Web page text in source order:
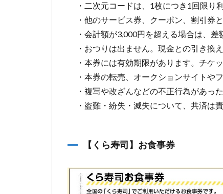
・二次元コードは、1枚につき1回限り
・他のサービス券、クーポン、割引券
・会計額が3,000円を超える場合は、差
・おつりは出ません。現金との引き換
・本券には有効期限があります。チケ
・本券の転売、オークションサイトや
・複写や改ざんなどの不正行為があっ
・盗難・紛失・滅失について、共済は
【くら寿司】お食事券